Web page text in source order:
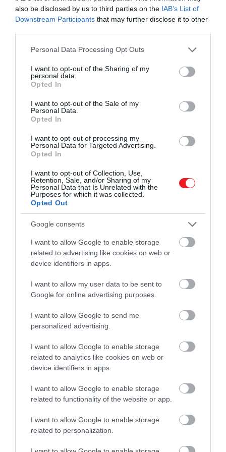
also be disclosed by us to third parties on the IAB’s List of
Downstream Participants that may further disclose it to other
Please note that this website/app uses one or more Google
not limited to your visit or usage behaviour. You may click to
grant or deny consent to Google and its third-party tags to
use your data for below specified purposes in below Google
consent section.
Personal Data Processing Opt Outs
I want to opt-out of the Sharing of my
personal data.
Opted In
I want to opt-out of the Sale of my
Personal Data.
Opted In
I want to opt-out of processing my
Personal Data for Targeted Advertising.
Opted In
I want to opt-out of Collection, Use,
Retention, Sale, and/or Sharing of my
Personal Data that Is Unrelated with the
Purposes for which it was collected.
Opted Out
Google consents
I want to allow Google to enable storage
related to advertising like cookies on web or
device identifiers in apps.
I want to allow my user data to be sent to
Google for online advertising purposes.
I want to allow Google to send me
personalized advertising.
I want to allow Google to enable storage
related to analytics like cookies on web or
device identifiers in apps.
I want to allow Google to enable storage
related to functionality of the website or app.
I want to allow Google to enable storage
related to personalization.
leszek
Cardi szereti felülmúlni önmagát és kollégáit is
Privacymegdöntötte a Nicki Minaj által felállított
Bilboard 200-as rekordot, ami a női rapperek
leghosszabb ideig listavezető albumának csúcsát
Ez a rekord (akkor) 124 hétig állt.
Alig egy héttel ezelőtt pedig ő lett az első női rapper,
két különböző évtizedben is első helyezést ért el a
Bilboard Hot 100-as slágerlistán.
Cardi minden bizonnyal továbbra is szárnyalni fog,
nemsokára debütál a régóta várt második albuma, de
pontos megjelenési dátumot egyelőre nem tudni.
Papermag